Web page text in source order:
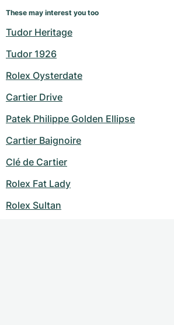
These may interest you too
Tudor Heritage
Tudor 1926
Rolex Oysterdate
Cartier Drive
Patek Philippe Golden Ellipse
Cartier Baignoire
Clé de Cartier
Rolex Fat Lady
Rolex Sultan